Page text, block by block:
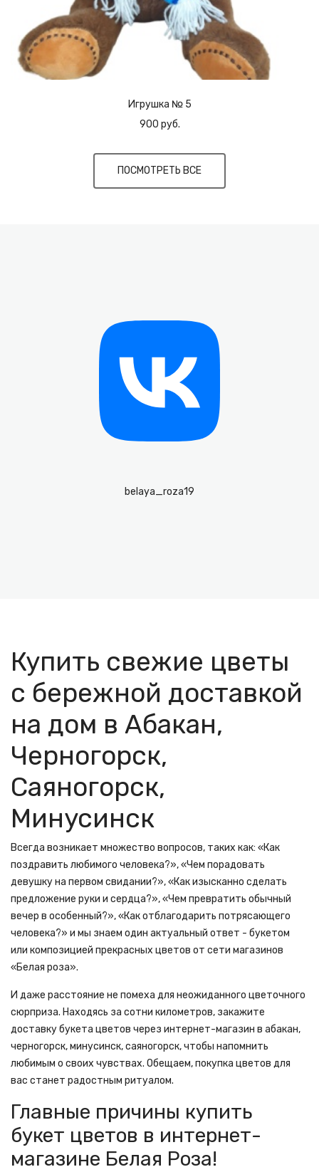
Игрушка № 5
900 руб.
ПОСМОТРЕТЬ ВСЕ
belaya_roza19
Купить свежие цветы
с бережной доставкой
на дом в Абакан,
Черногорск,
Саяногорск,
Минусинск
Всегда возникает множество вопросов, таких как: «Как
поздравить любимого человека?», «Чем порадовать
девушку на первом свидании?», «Как изысканно сделать
предложение руки и сердца?», «Чем превратить обычный
вечер в особенный?», «Как отблагодарить потрясающего
человека?» и мы знаем один актуальный ответ - букетом
или композицией прекрасных цветов от сети магазинов
«Белая роза».
И даже расстояние не помеха для неожиданного цветочного
сюрприза. Находясь за сотни километров, закажите
доставку букета цветов через интернет-магазин в абакан,
черногорск, минусинск, саяногорск, чтобы напомнить
любимым о своих чувствах. Обещаем, покупка цветов для
вас станет радостным ритуалом.
Главные причины купить
букет цветов в интернет-
магазине Белая Роза!